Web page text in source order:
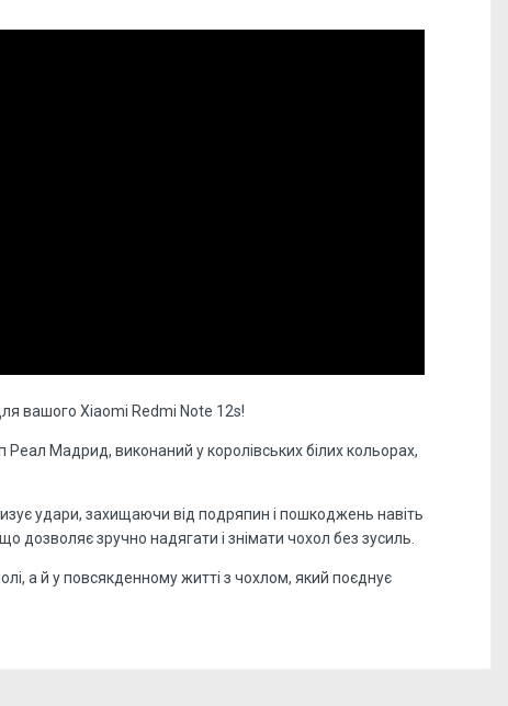
вашого Xiaomi Redmi Note 12s!
Реал Мадрид, виконаний у королівських білих кольорах,
удари, захищаючи від подряпин і пошкоджень навіть
дозволяє зручно надягати і знімати чохол без зусиль.
а й у повсякденному житті з чохлом, який поєднує